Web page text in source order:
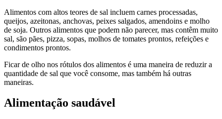
Alimentos com altos teores de sal incluem carnes processadas,
queijos, azeitonas, anchovas, peixes salgados, amendoins e molho
de soja. Outros alimentos que podem não parecer, mas contêm muito
sal, são pães, pizza, sopas, molhos de tomates prontos, refeições e
condimentos prontos.
Ficar de olho nos rótulos dos alimentos é uma maneira de reduzir a
quantidade de sal que você consome, mas também há outras
maneiras.
Alimentação saudável